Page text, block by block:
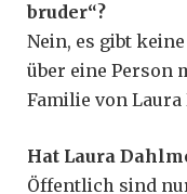
bruder“?
Nein, es gibt
über eine Person
Familie von Laura
Hat Laura
Öffentlich sind